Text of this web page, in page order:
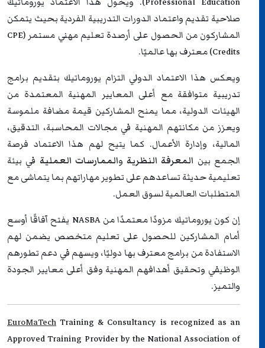
صلاحية تقديم واعتماد الدورات التدريبية الفردية بحيث يتمكن
المشاركون من الحصول على أرصدة تعليم مهني مستمر (CPE
Credits) معترف بها عالميًا.
ويعكس هذا الاعتماد الدولي التزام يوروماتيك بتقديم برامج
تدريبية متوافقة مع أعلى المعايير المهنية المعتمدة من
الهيئات الدولية، مما يمنح المشاركين قيمة مضافة ملموسة
ويعزز من مكانتهم المهنية في مجالات المحاسبة، التدقيق،
المالية، وإدارة الأعمال. كما يتيح لهم هذا الاعتماد فرصة
الجمع بينالمعرفة النظريةو الممارسات العمليةفي بيئة
تعليمية حديثة تساعدهم على تطوير مهاراتهم بما يتماشى مع
المتطلبات العالمية لسوق العمل.
إن كون يوروماتيك مزودًا معتمدًا من NASBA يفتح آفاقًا أوسع
أمام المشاركين للحصول على تعليم متخصص يضمن لهم
الاستفادة من برامج معترف بها دوليًا، ويسهم في دعم تطورهم
الوظيفي وتحقيق أهدافهم المهنية وفق أعلى معايير الجودة
والتميز.
EuroMaTechTraining & Consultancy is recognized as an
Approved Training Provider by the National Association of